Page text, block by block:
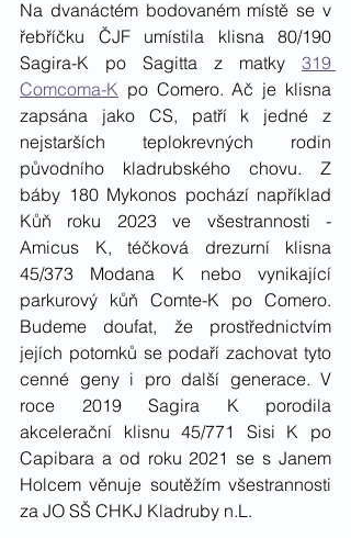
Na dvanáctém bodovaném místě se v
řebříčku ČJF umístila klisna 80/190
Sagira-K po Sagitta z matky 319
Comcoma-K po Comero. Ač je klisna
zapsána jako CS, patří k jedné z
nejstarších teplokrevných rodin
původního kladrubského chovu. Z
báby 180 Mykonos pochází například
Kůň roku 2023 ve všestrannosti -
Amicus K, téčková drezurní klisna
45/373 Modana K nebo vynikající
parkurový kůň Comte-K po Comero.
Budeme doufat, že prostřednictvím
jejích potomků se podaří zachovat tyto
cenné geny i pro další generace. V
roce 2019 Sagira K porodila
akcelerační klisnu 45/771 Sisi K po
Capibara a od roku 2021 se s Janem
Holcem věnuje soutěžím všestrannosti
za JO SŠ CHKJ Kladruby n.L.